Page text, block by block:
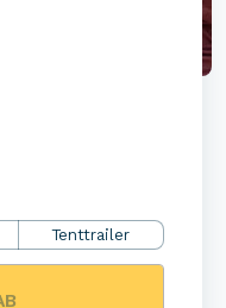
Tenttrailer